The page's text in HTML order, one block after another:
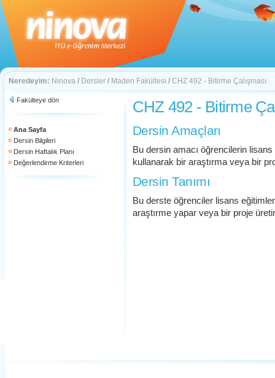
Neredeyim: Ninova / Dersler / Maden Fakültesi / CHZ 492 - Bitirme Çalışması
Fakülteye dön
Ana Sayfa
Dersin Bilgileri
Dersin Haftalık Planı
Değerlendirme Kriterleri
CHZ 492 - Bitirme
Dersin Amaçları
Bu dersin amacı öğrencilerin lisans
kullanarak bir araştırma veya bir
Dersin Tanımı
Bu derste öğrenciler lisans
araştırme yapar veya bir proje üretir